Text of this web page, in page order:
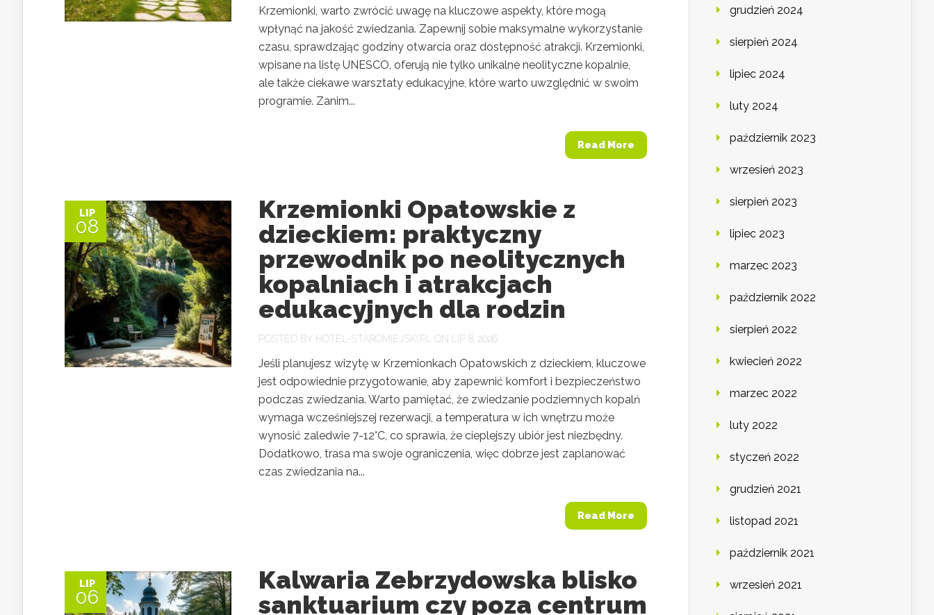
Krzemionki, warto zwrócić uwagę na kluczowe aspekty, które mogą
wpłynąć na jakość zwiedzania. Zapewnij sobie maksymalne wykorzystanie
czasu, sprawdzając godziny otwarcia oraz dostępność atrakcji. Krzemionki,
wpisane na listę UNESCO, oferują nie tylko unikalne neolityczne kopalnie,
ale także ciekawe warsztaty edukacyjne, które warto uwzględnić w swoim
programie. Zanim...
Read More
LIP
08
Krzemionki Opatowskie z
dzieckiem: praktyczny
przewodnik po neolitycznych
kopalniach i atrakcjach
edukacyjnych dla rodzin
POSTED BY HOTEL-STAROMIEJSKI.PL ON LIP 8, 2026
Jeśli planujesz wizytę w Krzemionkach Opatowskich z dzieckiem, kluczowe
jest odpowiednie przygotowanie, aby zapewnić komfort i bezpieczeństwo
podczas zwiedzania. Warto pamiętać, że zwiedzanie podziemnych kopalń
wymaga wcześniejszej rezerwacji, a temperatura w ich wnętrzu może
wynosić zaledwie 7-12°C, co sprawia, że cieplejszy ubiór jest niezbędny.
Dodatkowo, trasa ma swoje ograniczenia, więc dobrze jest zaplanować
czas zwiedzania na...
Read More
LIP
06
Kalwaria Zebrzydowska blisko
sanktuarium czy poza centrum
grudzień 2024
sierpień 2024
lipiec 2024
luty 2024
październik 2023
wrzesień 2023
sierpień 2023
lipiec 2023
marzec 2023
październik 2022
sierpień 2022
kwiecień 2022
marzec 2022
luty 2022
styczeń 2022
grudzień 2021
listopad 2021
październik 2021
wrzesień 2021